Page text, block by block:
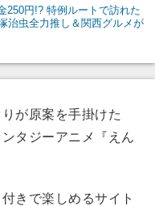
250円!? 特例ルートで訪れた
治虫全力推し＆関西グルメが
が原案を手掛けた
タジーアニメ『えん
きで楽しめるサイト